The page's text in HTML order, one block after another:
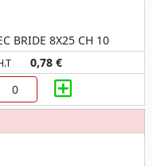
BRIDE 8X25 CH 10
0,78 €